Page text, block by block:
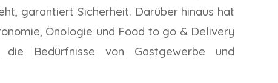
garantiert Sicherheit. Darüber hinaus hat
Önologie und Food to go & Delivery
Bedürfnisse von Gastgewerbe und